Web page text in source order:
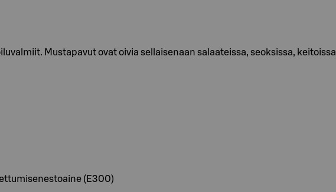
Mustapavut ovat oivia sellaisenaan salaateissa, seoksissa,
(E300)